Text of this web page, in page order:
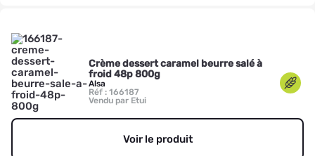
Crème dessert caramel beurre salé à
froid 48p 800g
Alsa
Réf : 166187
Vendu par Etui
Voir le produit